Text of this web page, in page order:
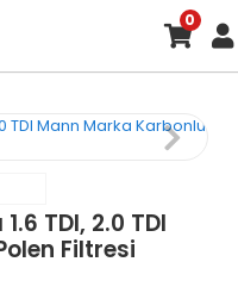
0
TDI, 2.0 TDI
Filtresi